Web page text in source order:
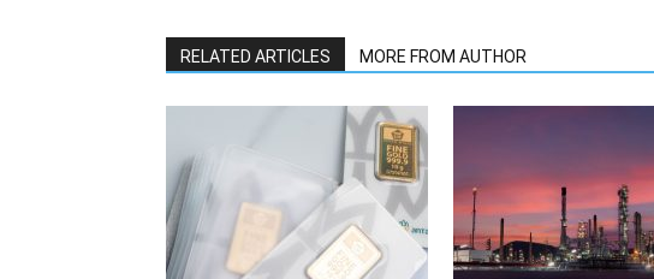
RELATED ARTICLES MORE FROM AUTHOR